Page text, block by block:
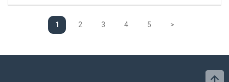
1 2 3 4 5 >